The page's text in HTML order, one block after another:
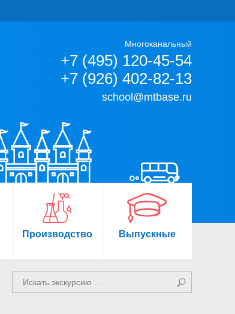
Многоканальный
+7 (495) 120-45-54
+7 (926) 402-82-13
school@mtbase.ru
Производство Выпускные